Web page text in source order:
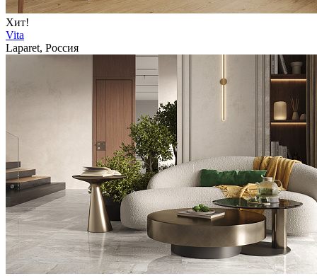
Хит!
Vita
Laparet, Россия